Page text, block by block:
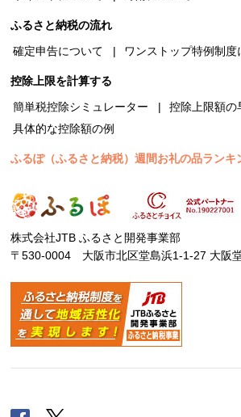
ふるさと納税の流れ
確定申告について
ワンストップ特例制度
控除上限を計算する
簡単税控除シミュレーター
控除上限額の
具体的な控除額の例
ふるぽ（ふるさと納税）週間お礼の品ランキ
株式会社JTB ふるさと開発事業部
〒530-0004 大阪市北区堂島浜1-1-27 大阪